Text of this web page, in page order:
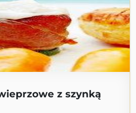
z szynką